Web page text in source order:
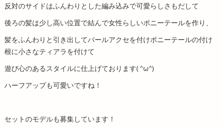
反対のサイドはふんわりとした編み込みで可愛らしさもだして
後ろの髪は少し高い位置で結んで女性らしいポニーテールを作り、
髪をふんわりと引き出してパールアクセを付けポニーテールの付け
根に小さなティアラを付けて
遊び心のあるスタイルに仕上げております( ^ω^)
ハーフアップも可愛いですね！
セットのモデルも募集しています！